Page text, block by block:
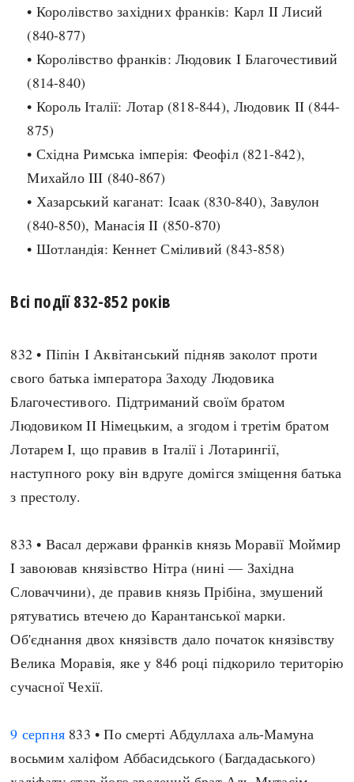
Рубрики
Архітектура і будівництво
Катастрофи
Наука, освіта і техніка
Релігія
Спорт
Чудеса світу
Австралія
Азія
Америка
А(нта)рктика
Хронологія
Античні часи
Темні віки
Новітня історія
Наш час
Нові статті
Популярні статті
Всі статті
done
• Королівство західних франків: Карл II Лисий
(840-877)
• Королівство франків: Людовик I Благочестивий
(814-840)
• Король Італії: Лотар (818-844), Людовик II (844-
875)
• Східна Римська імперія: Феофіл (821-842),
Михайло III (840-867)
• Хазарський каганат: Ісаак (830-840), Завулон
(840-850), Манасія II (850-870)
• Шотландія: Кеннет Сміливий (843-858)
Всі події 832-852 років
832 • Піпін I Аквітанський підняв заколот проти
свого батька імператора Заходу Людовика
Благочестивого. Підтриманий своїм братом
Людовиком II Німецьким, а згодом і третім братом
Лотарем I, що правив в Італії і Лотарингії,
наступного року він вдруге домігся зміщення батька
з престолу.
833 • Васал держави франків князь Моравії Моймир
I завоював князівство Нітра (нині — Західна
Словаччини), де правив князь Прібіна, змушений
рятуватись втечею до Карантанської марки.
Об'єднання двох князівств дало початок князівству
Велика Моравія, яке у 846 році підкорило територію
сучасної Чехії.
9 серпня 833 • По смерті Абдуллаха аль-Мамуна
восьмим халіфом Аббасидського (Багдадаського)